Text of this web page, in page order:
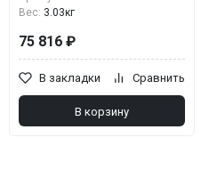
Вес: 3.03кг
75 816 ₽
В закладки Сравнить
В корзину